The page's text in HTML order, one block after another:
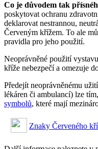
Co je důvodem tak
poskytovat ochranu
deklarovat nestrannou,
Červeným křížem. To ale
pravidla pro jeho použití.
Neoprávněné použití
kříže nebezpečí a omezuje
Předejít neoprávněnému
lékáren či ambulancí) lze
symbolů, které mají
Znaky Červeného